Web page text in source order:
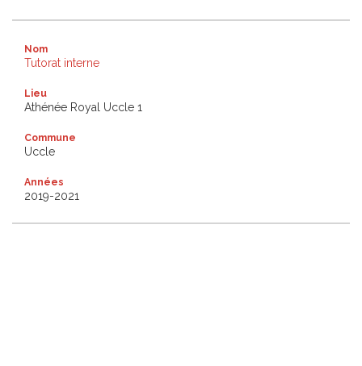
Nom
Tutorat interne
Lieu
Athénée Royal Uccle 1
Commune
Uccle
Années
2019-2021